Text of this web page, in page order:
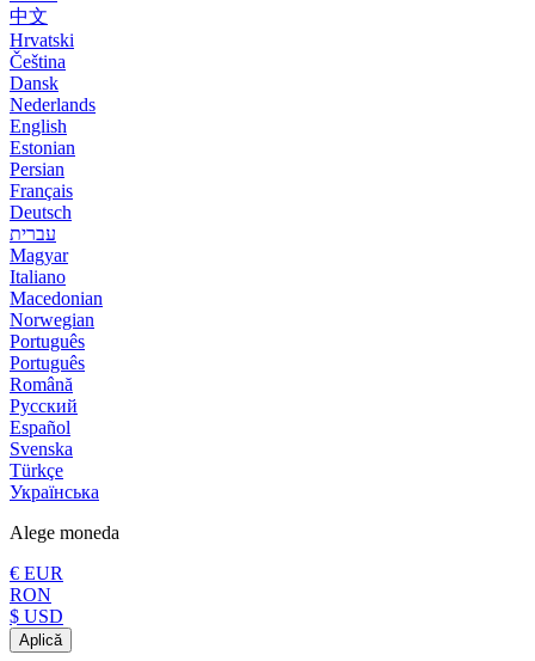
中文
Hrvatski
Čeština
Dansk
Nederlands
English
Estonian
Persian
Français
Deutsch
עברית
Magyar
Italiano
Macedonian
Norwegian
Português
Português
Română
Русский
Español
Svenska
Türkçe
Українська
Alege moneda
€ EUR
RON
$ USD
Aplică